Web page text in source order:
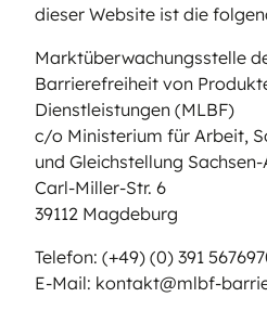
dieser Website ist die
Marktüberwachungsstelle
Barrierefreiheit von
Dienstleistungen (MLBF)
c/o Ministerium für Arbeit,
und Gleichstellung
Carl-Miller-Str. 6
39112 Magdeburg
Telefon: (+49) (0) 391
E-Mail: kontakt@mlbf-